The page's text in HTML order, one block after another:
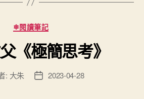
倫
亞
分
類
❄閱讀筆記
《極簡思考》
: 大朱
文 2023-04-28